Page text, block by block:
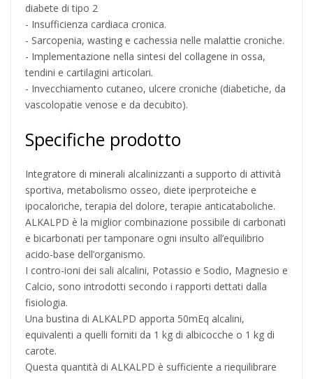
diabete di tipo 2
- Insufficienza cardiaca cronica.
- Sarcopenia, wasting e cachessia nelle malattie croniche.
- Implementazione nella sintesi del collagene in ossa,
tendini e cartilagini articolari.
- Invecchiamento cutaneo, ulcere croniche (diabetiche, da
vascolopatie venose e da decubito).
Specifiche prodotto
Integratore di minerali alcalinizzanti a supporto di attività
sportiva, metabolismo osseo, diete iperproteiche e
ipocaloriche, terapia del dolore, terapie anticataboliche.
ALKALPD è la miglior combinazione possibile di carbonati
e bicarbonati per tamponare ogni insulto all’equilibrio
acido-base dell’organismo.
I contro-ioni dei sali alcalini, Potassio e Sodio, Magnesio e
Calcio, sono introdotti secondo i rapporti dettati dalla
fisiologia.
Una bustina di ALKALPD apporta 50mEq alcalini,
equivalenti a quelli forniti da 1 kg di albicocche o 1 kg di
carote.
Questa quantità di ALKALPD è sufficiente a riequilibrare